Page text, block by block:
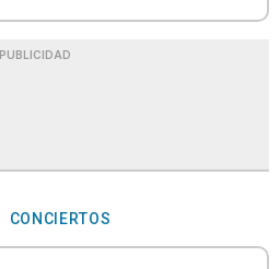
PUBLICIDAD
CONCIERTOS